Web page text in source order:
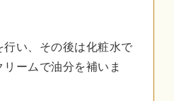
行い、その後は化粧水で
ームで油分を補いま